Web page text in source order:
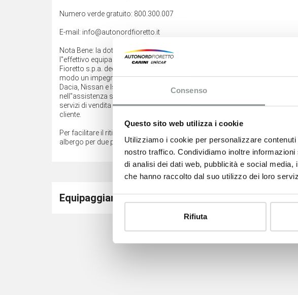
Consenso
Questo sito web utilizza i cookie
Utilizziamo i cookie per personalizzare
nostro traffico. Condividiamo inoltre
di analisi dei dati web, pubblicità e social
che hanno raccolto dal suo utilizzo dei loro
Rifiuta
Numero verde gratuito: 800.300.007
E-mail: info@autonordfioretto.it
Nota Bene: la dotazione tecnica e gli accessori indicati nel presente
l''effettivo equipaggiamento del veicolo, a causa della non uniformità dei
Fioretto s.p.a. declina ogni responsabilità per eventuali involontarie
modo un impegno contrattuale. Presente in tutto il Friuli - Venezia Giulia
Dacia, Nissan e Isuzu; Autonord Fioretto vanta una cinquantennale
nell''assistenza su veicoli per privati e aziende. Più di 80 professionisti
servizi di vendita e post vendita mantenendo alti standard di efficienza e
cliente.
Per facilitare il ritiro della vostra nuova auto Autonord Fioretto offre ai
albergo per due persone.
Equipaggiamento di serie